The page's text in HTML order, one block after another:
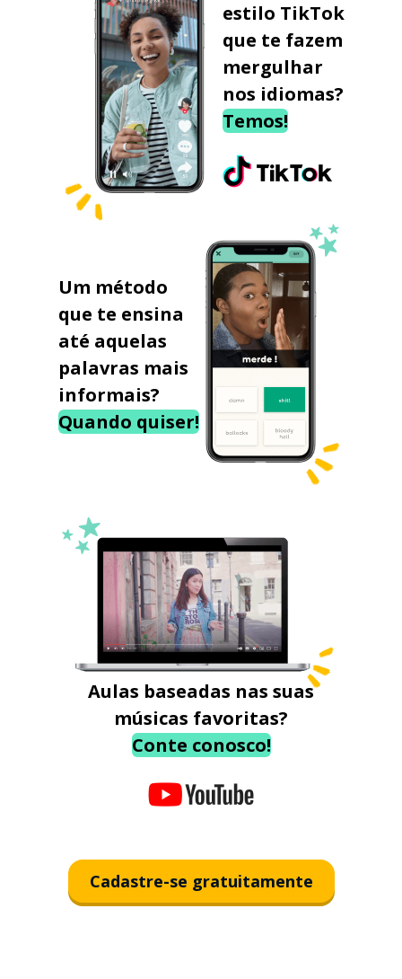
estilo TikTok
que te fazem
mergulhar
nos idiomas?
Temos!
Um método
que te ensina
até aquelas
palavras mais
informais?
Quando quiser!
Aulas baseadas nas suas
músicas favoritas?
Conte conosco!
Cadastre-se gratuitamente